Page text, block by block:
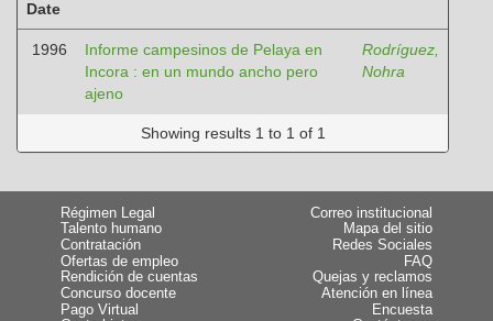
Date
1996
Informe campesinos de Pelaya en
Incora : en un mundo ancho pero
ajeno
Rodríguez,
Nohra
Showing results 1 to 1 of 1
Régimen Legal
Talento humano
Contratación
Ofertas de empleo
Rendición de cuentas
Concurso docente
Pago Virtual
Correo institucional
Mapa del sitio
Redes Sociales
FAQ
Quejas y reclamos
Atención en línea
Encuesta